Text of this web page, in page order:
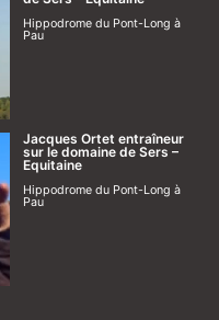
Hippodrome du Pont-Long à
Pau
Jacques Ortet entraîneur
sur le domaine de Sers –
Equitaine
Hippodrome du Pont-Long à
Pau